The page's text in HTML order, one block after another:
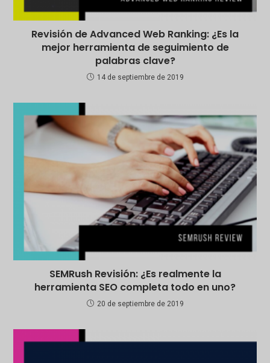
Revisión de Advanced Web Ranking: ¿Es la
mejor herramienta de seguimiento de
palabras clave?
14 de septiembre de 2019
SEMRush Revisión: ¿Es realmente la
herramienta SEO completa todo en uno?
20 de septiembre de 2019